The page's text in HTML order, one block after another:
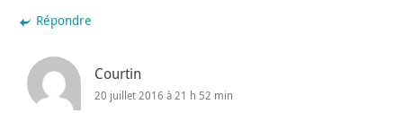
Répondre
Courtin
20 juillet 2016 à 21 h 52 min